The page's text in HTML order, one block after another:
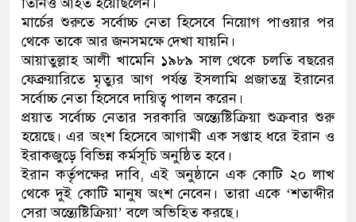
মার্চের শুরুতে সর্বোচ্চ নেতা হিসেবে নিয়োগ পাওয়ার পর
থেকে তাকে আর জনসমক্ষে দেখা যায়নি।
আয়াতুল্লাহ আলী খামেনি ১৯৮৯ সাল থেকে চলতি বছরের
ফেব্রুয়ারিতে মৃত্যুর আগ পর্যন্ত ইসলামি প্রজাতন্ত্র ইরানের
সর্বোচ্চ নেতা হিসেবে দায়িত্ব পালন করেন।
প্রয়াত সর্বোচ্চ নেতার সরকারি অন্ত্যেষ্টিক্রিয়া শুক্রবার শুরু
হয়েছে। এর অংশ হিসেবে আগামী এক সপ্তাহ ধরে ইরান ও
ইরাকজুড়ে বিভিন্ন কর্মসূচি অনুষ্ঠিত হবে।
ইরান কর্তৃপক্ষের দাবি, এই অনুষ্ঠানে এক কোটি ২০ লাখ
থেকে দুই কোটি মানুষ অংশ নেবেন। তারা একে ‘শতাব্দীর
সেরা অন্ত্যেষ্টিক্রিয়া’ বলে অভিহিত করছে।